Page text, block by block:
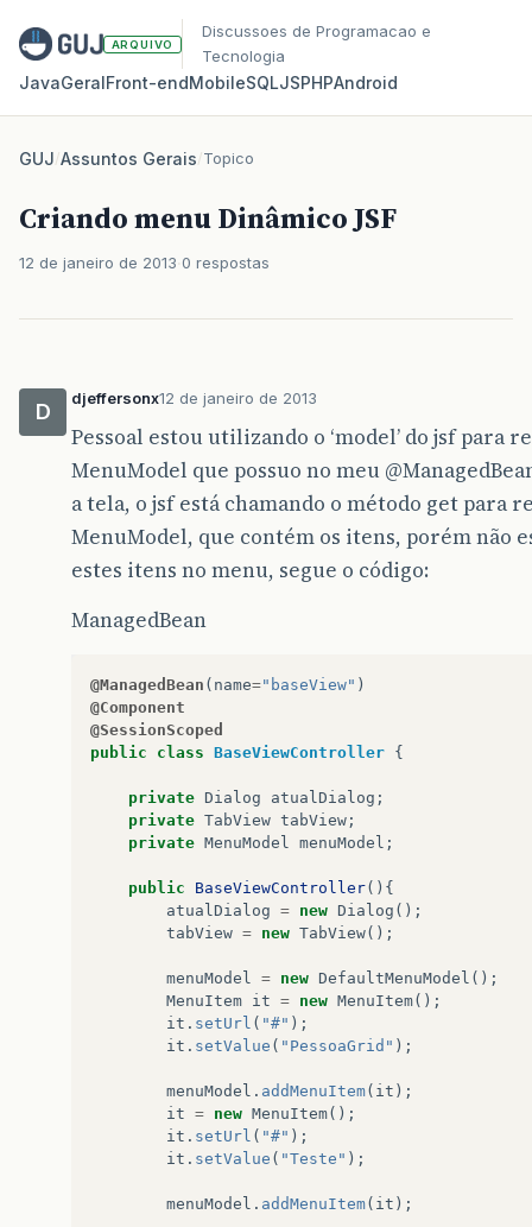
ARQUIVO
Discussoes de Programacao e
Tecnologia
JavaGeralFront‑endMobileSQLJSPHPAndroid
GUJ/Assuntos Gerais/Topico
Criando menu Dinâmico JSF
12 de janeiro de 2013 0 respostas
D
djeffersonx12 de janeiro de 2013
Pessoal estou utilizando o ‘model’ do jsf para
MenuModel que possuo no meu
a tela, o jsf está chamando o método get para
MenuModel, que contém os itens, porém não
estes itens no menu, segue o código:
ManagedBean
@ManagedBean ( name="baseView" )
@Component
@SessionScoped
public
class BaseViewController {
private Dialog atualDialog ;
private TabView tabView ;
private MenuModel menuModel ;
public BaseViewController(){
atualDialog = new Dialog ();
tabView = new TabView();
menuModel = new DefaultMenuModel ();
MenuItem it = new MenuItem();
it . setUrl ( "#" );
it . setValue ( "PessoaGrid" );
menuModel . addMenuItem( it );
it = new MenuItem();
it . setUrl ( "#" );
it . setValue ( "Teste" );
menuModel . addMenuItem( it );